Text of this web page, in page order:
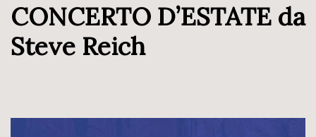
CONCERTO D’ESTATE da
Steve Reich